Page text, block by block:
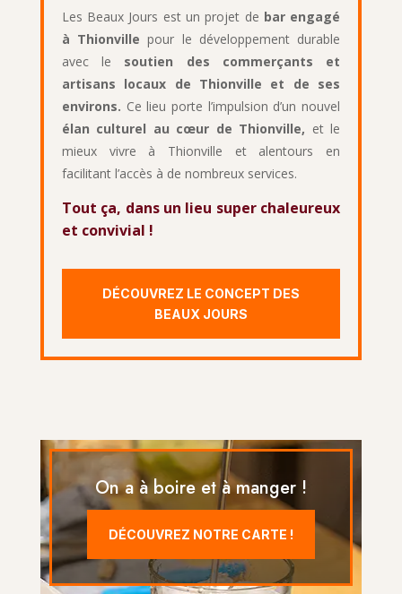
Les Beaux Jours est un projet de bar engagé
à Thionvillepour le développement durable
avec le soutien des commerçants et
artisans locaux de Thionville et de ses
environs. Ce lieu porte l’impulsion d’un nouvel
élan culturel au cœur de Thionville, et le
mieux vivre à Thionville et alentours en
facilitant l’accès à de nombreux services.
Tout ça, dans un lieu super chaleureux
et convivial !
DÉCOUVREZ LE CONCEPT DES
BEAUX JOURS
On a à boire et à manger !
DÉCOUVREZ NOTRE CARTE !